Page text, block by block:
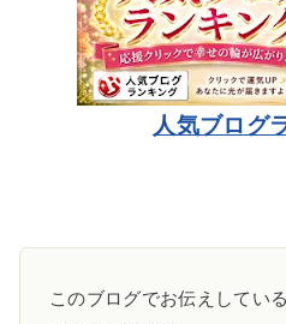
人気ブログ
このブログでお伝えしてい